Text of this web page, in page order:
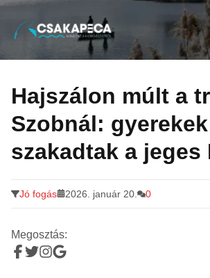
tartalomra
Minden a horgászatról
Hajszálon múlt a
Szobnál: gyerekek
szakadtak a jeges
Jó fogás 2026. január 20. 0
Megosztás: